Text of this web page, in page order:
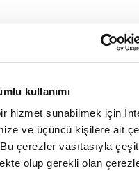
kullanımı
hizmet sunabilmek için
ve üçüncü kişilere ait
Bu çerezler vasıtasıyla
olup gerekli olan
hakları saklıdır.